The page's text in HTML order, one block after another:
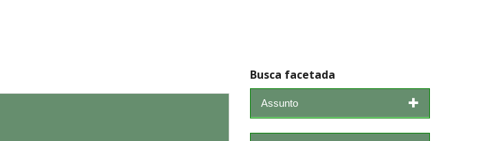
Busca facetada
Assunto